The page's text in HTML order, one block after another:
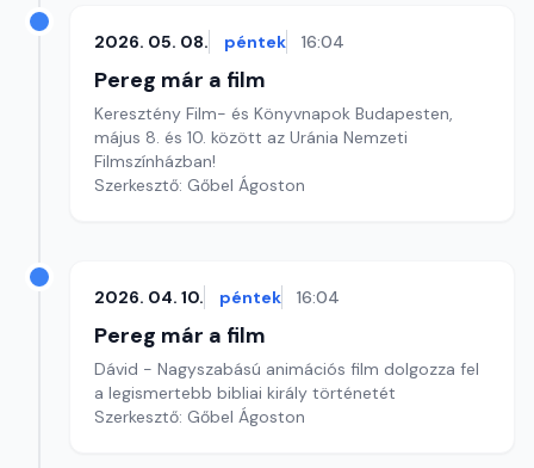
2026. 05. 08. péntek 16:04
Pereg már a film
Keresztény Film- és Könyvnapok Budapesten,
május 8. és 10. között az Uránia Nemzeti
Filmszínházban!
Szerkesztő: Gőbel Ágoston
2026. 04. 10. péntek 16:04
Pereg már a film
Dávid - Nagyszabású animációs film dolgozza fel
a legismertebb bibliai király történetét
Szerkesztő: Gőbel Ágoston